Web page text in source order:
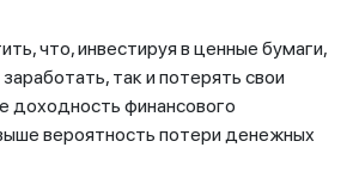
что, инвестируя в ценные бумаги,
так и потерять свои
доходность финансового
вероятность потери денежных